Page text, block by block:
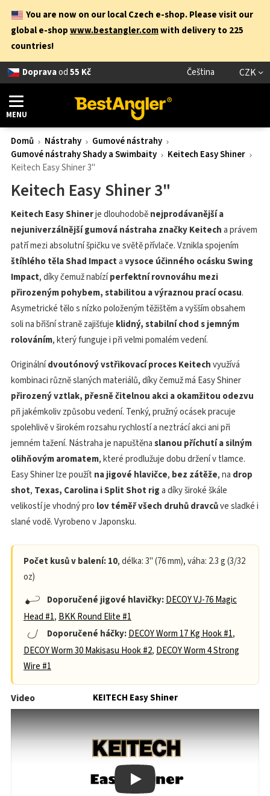
You are now on our local Czech e-shop. Please visit our
global e-shopwww.bestangler.comwith delivery to 225
countries!
Dopravaod55 Kč Čeština CZK
MENU
Domů Nástrahy
Gumové nástrahy
Gumové nástrahy Shady a Swimbaity
Keitech Easy Shiner
Keitech Easy Shiner 3"
Video KEITECH Easy Shiner
Play
Keitech Easy Shiner 3"
Keitech Easy Shinerje dlouhodoběnejprodávanější a
nejuniverzálnější gumová nástraha značky Keitecha právem
patří mezi absolutní špičku ve světě přívlače. Vznikla spojením
štíhlého těla Shad Impactavysoce účinného ocásku Swing
Impact, díky čemuž nabízíperfektní rovnováhu mezi
přirozeným pohybem, stabilitou a výraznou prací ocasu.
Asymetrické tělo s nízko položeným těžištěm a vyšším obsahem
soli na břišní straně zajišťuje klidný, stabilní chod s jemným
rolováním, který funguje i při velmi pomalém vedení.
Originálnídvoutónový vstřikovací proces Keitechvyužívá
kombinaci různě slaných materiálů, díky čemuž má Easy Shiner
přirozený vztlak, přesně čitelnou akci a okamžitou odezvu
při jakémkoliv způsobu vedení. Tenký, pružný ocásek pracuje
spolehlivě v širokém rozsahu rychlostí a neztrácí akci ani při
jemném tažení. Nástraha je napuštěnaslanou příchutí a silným
olihňovým aromatem, které prodlužuje dobu držení v tlamce.
Easy Shiner lze použít na jigové hlavičce, bez zátěže, na drop
shot, Texas, Carolina i Split Shot riga díky široké škále
velikostí je vhodný pro lov téměř všech druhů dravcůve sladké i
slané vodě. Vyrobeno v Japonsku.
Počet kusů v balení: 10, délka: 3" (76 mm), váha: 2.3 g (3/32
oz)
Doporučené jigové hlavičky:DECOY VJ-76 Magic
Head #1, BKK Round Elite #1
Doporučené háčky:DECOY Worm 17 Kg Hook #1,
DECOY Worm 30 Makisasu Hook #2, DECOY Worm 4 Strong
Wire #1